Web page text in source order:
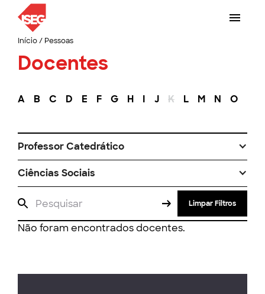
Início/ Pessoas
Docentes
A B C D E F G H I J K L M N O
Professor Catedrático
Ciências Sociais
Limpar Filtros
Não foram encontrados docentes.